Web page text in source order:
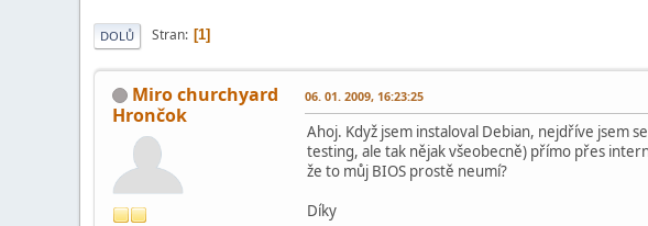
DOLŮ Stran 1
Miro churchyard
Hrončok
06. 01. 2009, 16:23:25
Ahoj. Když jsem instaloval Debian, nejdříve jsem
testing, ale tak nějak všeobecně) přímo přes
že to můj BIOS prostě neumí?
Díky